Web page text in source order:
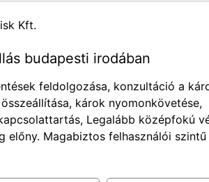
Kft.
budapesti irodában
feldolgozása, konzultáció a
károk nyomonkövetése,
Legalább középfokú
előny. Magabiztos felhasználói